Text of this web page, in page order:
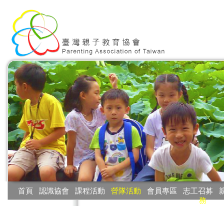
首頁 認識協會 課程活動 營隊活動 會員專區 志工召募
務